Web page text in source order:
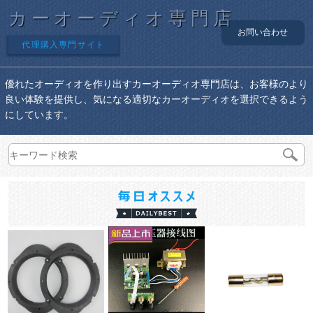
カーオーディオ専門店
代理購入専門サイト
お問い合わせ
優れたオーディオを作り出すカーオーディオ専門店は、お客様のより
良い体験を提供し、気になる適切なカーオーディオを選択できるよう
にしています。